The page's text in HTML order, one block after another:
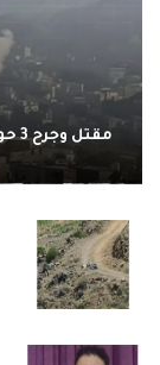
مقتل وجرح 3 حوثيين في اشتباكات غرب تعز